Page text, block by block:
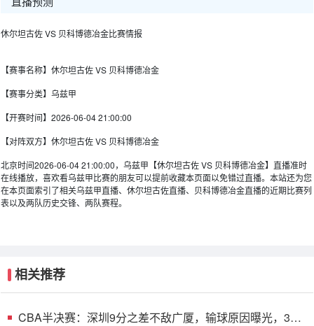
休尔坦古佐 VS 贝科博德冶金比赛情报
【赛事名称】 休尔坦古佐 VS 贝科博德冶金
【赛事分类】 乌兹甲
【开赛时间】 2026-06-04 21:00:00
【对阵双方】 休尔坦古佐 VS 贝科博德冶金
北京时间2026-06-04 21:00:00，乌兹甲【休尔坦古佐 VS 贝科博德冶金】直播准时
在线播放，喜欢看乌兹甲比赛的朋友可以提前收藏本页面以免错过直播。本站还为您
在本页面索引了相关乌兹甲直播、休尔坦古佐直播、贝科博德冶金直播的近期比赛列
表以及两队历史交锋、两队赛程。
相关推荐
CBA半决赛：深圳9分之差不敌广厦，输球原因曝光，3人